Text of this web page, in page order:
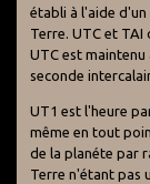
établi à l'aide
Terre. UTC et
UTC est
seconde
UT1 est l'heure
même en tout
de la planéte par
Terre n'étant pas